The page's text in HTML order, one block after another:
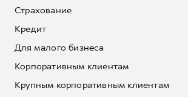
Страхование
Кредит
Для малого бизнеса
Корпоративным клиентам
Крупным корпоративным клиентам